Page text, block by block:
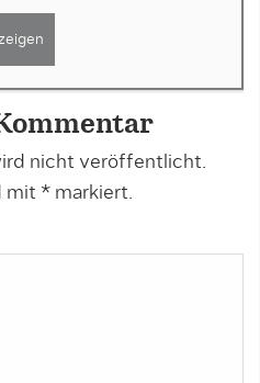
nicht veröffentlicht.
mit * markiert.